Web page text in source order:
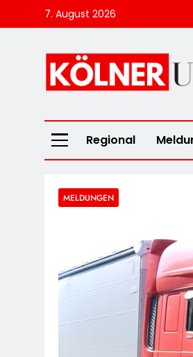
to
7. August 2026
Kölner
Regional
MELDUNGEN